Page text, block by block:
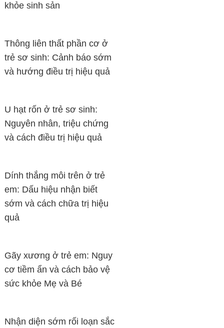
khỏe sinh sản
Thông liên thất phần cơ ở
trẻ sơ sinh: Cảnh báo sớm
và hướng điều trị hiệu quả
U hạt rốn ở trẻ sơ sinh:
Nguyên nhân, triệu chứng
và cách điều trị hiệu quả
Dính thắng môi trên ở trẻ
em: Dấu hiệu nhận biết
sớm và cách chữa trị hiệu
quả
Gãy xương ở trẻ em: Nguy
cơ tiềm ẩn và cách bảo vệ
sức khỏe Mẹ và Bé
Nhận diện sớm rối loạn sắc